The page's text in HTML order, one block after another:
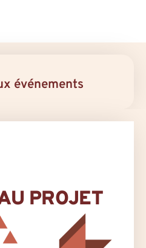
événements
PROJET